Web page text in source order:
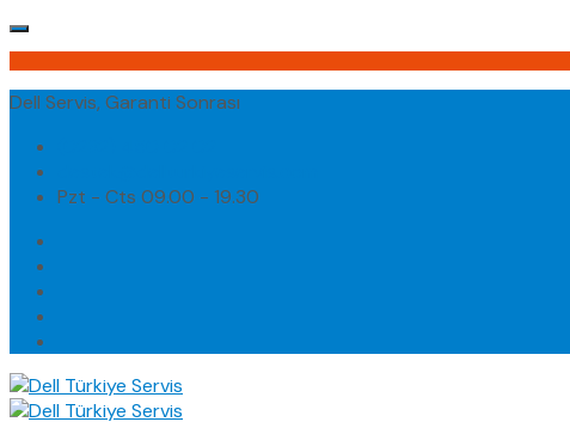
Dell Servis, Garanti Sonrası
Pzt - Cts 09.00 - 19.30